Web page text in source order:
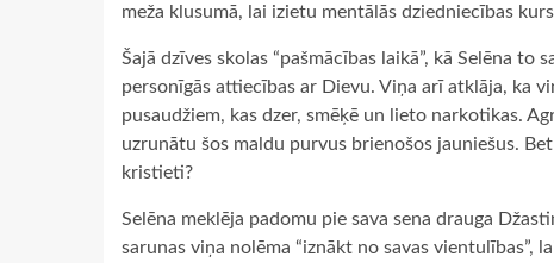
meža klusumā, lai izietu mentālās dziedniecības
Šajā dzīves skolas “pašmācības laikā”, kā Selēna to
personīgās attiecības ar Dievu. Viņa arī atklāja, ka
pusaudžiem, kas dzer, smēķē un lieto narkotikas.
uzrunātu šos maldu purvus brienošos jauniešus.
kristieti?
Selēna meklēja padomu pie sava sena drauga
sarunas viņa nolēma “iznākt no savas vientulības”,